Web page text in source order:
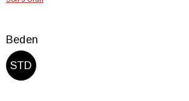
Beden
STD